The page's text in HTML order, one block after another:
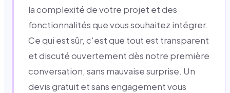
la complexité de votre projet et des
fonctionnalités que vous souhaitez intégrer.
Ce qui est sûr, c'est que tout est transparent
et discuté ouvertement dès notre première
conversation, sans mauvaise surprise. Un
devis gratuit et sans engagement vous